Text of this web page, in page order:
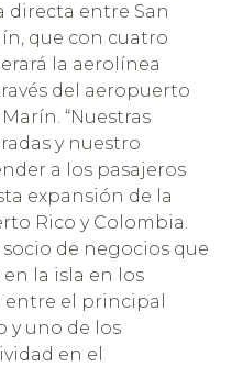
directa entre San
que con cuatro
la aerolínea
del aeropuerto
“Nuestras
y nuestro
a los pasajeros
expansión de la
Rico y Colombia.
de negocios que
la isla en los
entre el principal
y uno de los
en el